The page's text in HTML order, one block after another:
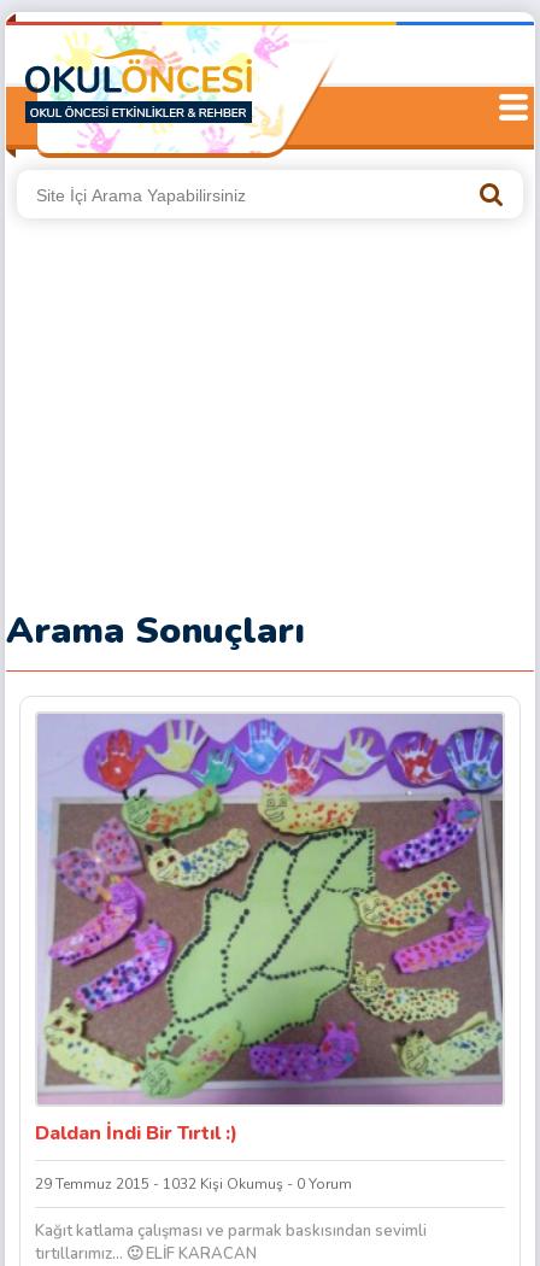
Arama Sonuçları
Daldan İndi Bir Tırtıl :)
29 Temmuz 2015 - 1032 Kişi Okumuş - 0 Yorum
Kağıt katlama çalışması ve parmak baskısından sevimli
tırtıllarımız… 🙂 ELİF KARACAN